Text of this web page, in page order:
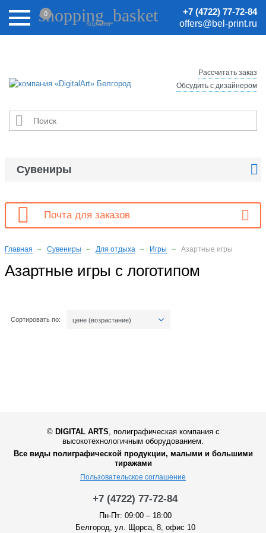
Внимание! Цены на сайте могут быть неактуальными.
Актуальные цены уточняйте у менеджеров.
+7 (4722) 77-72-84
offers@bel-print.ru
shopping_basket
Корзина
0

Рассчитать заказ
Обсудить с дизайнером
Сувениры 
 Почта для заказов
Главная Сувениры Для отдыха Игры Азартные игры
Азартные игры с логотипом
Сортировать по: цене (возрастание)
© DIGITAL ARTS
полиграфическая компания с
высокотехнологичным оборудованием.
Все виды полиграфической продукции, малыми и большими
тиражами
Пользовательское соглашение
+7 (4722) 77-72-84
Пн-Пт: 09:00 – 18:00
Белгород, ул. Щорса, 8, офис 10